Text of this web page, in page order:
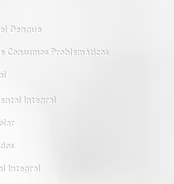
Dengue
Consumos Problemáticos
Integral
Integral